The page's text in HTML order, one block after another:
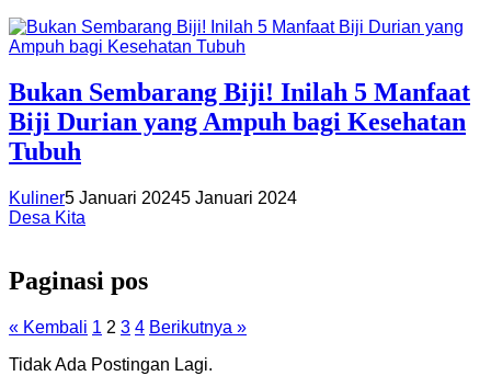
Bukan Sembarang Biji! Inilah 5 Manfaat
Biji Durian yang Ampuh bagi Kesehatan
Tubuh
Kuliner5 Januari 20245 Januari 2024
Desa Kita
Paginasi pos
« Kembali 1 2 3 4 Berikutnya »
Tidak Ada Postingan Lagi.